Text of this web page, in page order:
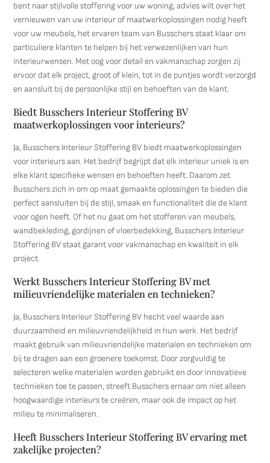
bent naar stijlvolle stoffering voor uw woning, advies wilt over het
vernieuwen van uw interieur of maatwerkoplossingen nodig heeft
voor uw meubels, het ervaren team van Busschers staat klaar om
particuliere klanten te helpen bij het verwezenlijken van hun
interieurwensen. Met oog voor detail en vakmanschap zorgen zij
ervoor dat elk project, groot of klein, tot in de puntjes wordt verzorgd
en aansluit bij de persoonlijke stijl en behoeften van de klant.
Biedt Busschers Interieur Stoffering BV
maatwerkoplossingen voor interieurs?
Ja, Busschers Interieur Stoffering BV biedt maatwerkoplossingen
voor interieurs aan. Het bedrijf begrijpt dat elk interieur uniek is en
elke klant specifieke wensen en behoeften heeft. Daarom zet
Busschers zich in om op maat gemaakte oplossingen te bieden die
perfect aansluiten bij de stijl, smaak en functionaliteit die de klant
voor ogen heeft. Of het nu gaat om het stofferen van meubels,
wandbekleding, gordijnen of vloerbedekking, Busschers Interieur
Stoffering BV staat garant voor vakmanschap en kwaliteit in elk
project.
Werkt Busschers Interieur Stoffering BV met
milieuvriendelijke materialen en technieken?
Ja, Busschers Interieur Stoffering BV hecht veel waarde aan
duurzaamheid en milieuvriendelijkheid in hun werk. Het bedrijf
maakt gebruik van milieuvriendelijke materialen en technieken om
bij te dragen aan een groenere toekomst. Door zorgvuldig te
selecteren welke materialen worden gebruikt en door innovatieve
technieken toe te passen, streeft Busschers ernaar om niet alleen
hoogwaardige interieurs te creëren, maar ook de impact op het
milieu te minimaliseren.
Heeft Busschers Interieur Stoffering BV ervaring met
zakelijke projecten?